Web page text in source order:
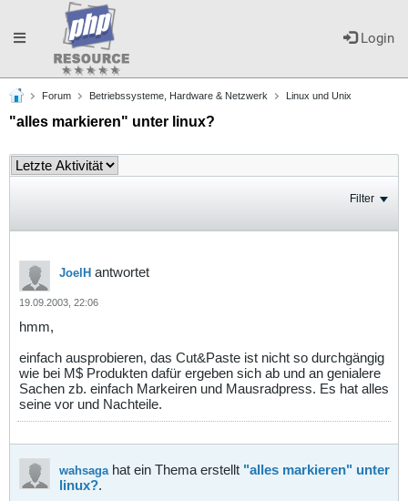
Login
Toggle
navigation
Forum Betriebssysteme, Hardware & Netzwerk Linux und Unix
"alles markieren" unter linux?
Filter
JoelH antwortet
19.09.2003, 22:06
hmm,
einfach ausprobieren, das Cut&Paste ist nicht so durchgängig
wie bei M$ Produkten dafür ergeben sich ab und an genialere
Sachen zb. einfach Markeiren und Mausradpress. Es hat alles
seine vor und Nachteile.
wahsaga hat ein Thema erstellt "alles markieren" unter
linux?.